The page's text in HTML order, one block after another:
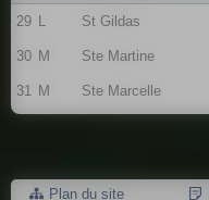
29 L St Gildas
30 M Ste Martine
31 M Ste Marcelle
Plan du site